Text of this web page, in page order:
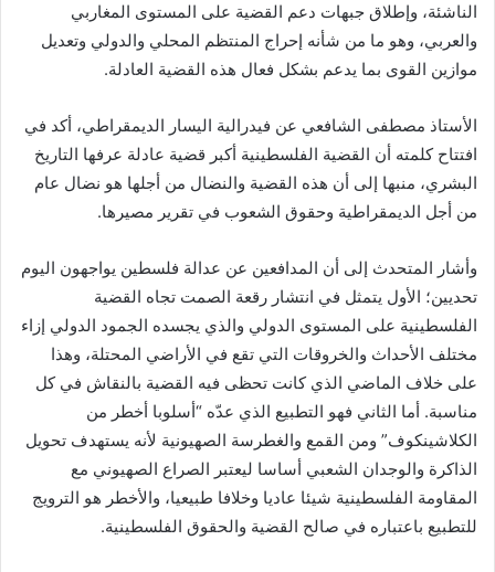
الناشئة، وإطلاق جبهات دعم القضية على المستوى المغاربي
والعربي، وهو ما من شأنه إحراج المنتظم المحلي والدولي وتعديل
موازين القوى بما يدعم بشكل فعال هذه القضية العادلة.
الأستاذ مصطفى الشافعي عن فيدرالية اليسار الديمقراطي، أكد في
افتتاح كلمته أن القضية الفلسطينية أكبر قضية عادلة عرفها التاريخ
البشري، منبها إلى أن هذه القضية والنضال من أجلها هو نضال عام
من أجل الديمقراطية وحقوق الشعوب في تقرير مصيرها.
وأشار المتحدث إلى أن المدافعين عن عدالة فلسطين يواجهون اليوم
تحديين؛ الأول يتمثل في انتشار رقعة الصمت تجاه القضية
الفلسطينية على المستوى الدولي والذي يجسده الجمود الدولي إزاء
مختلف الأحداث والخروقات التي تقع في الأراضي المحتلة، وهذا
على خلاف الماضي الذي كانت تحظى فيه القضية بالنقاش في كل
مناسبة. أما الثاني فهو التطبيع الذي عدّه “أسلوبا أخطر من
الكلاشينكوف” ومن القمع والغطرسة الصهيونية لأنه يستهدف تحويل
الذاكرة والوجدان الشعبي أساسا ليعتبر الصراع الصهيوني مع
المقاومة الفلسطينية شيئا عاديا وخلافا طبيعيا، والأخطر هو الترويج
للتطبيع باعتباره في صالح القضية والحقوق الفلسطينية.